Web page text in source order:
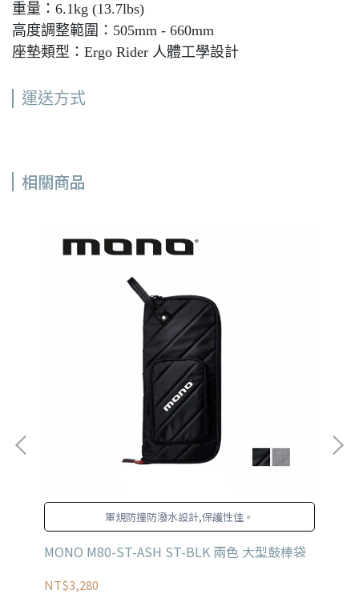
重量：6.1kg (13.7lbs)
高度調整範圍：505mm - 660mm
座墊類型：Ergo Rider 人體工學設計
運送方式
相關商品
軍規防撞防潑水設計,保護性佳。
MONO M80-ST-ASH ST-BLK 兩色 大型鼓棒袋
NT$3,280